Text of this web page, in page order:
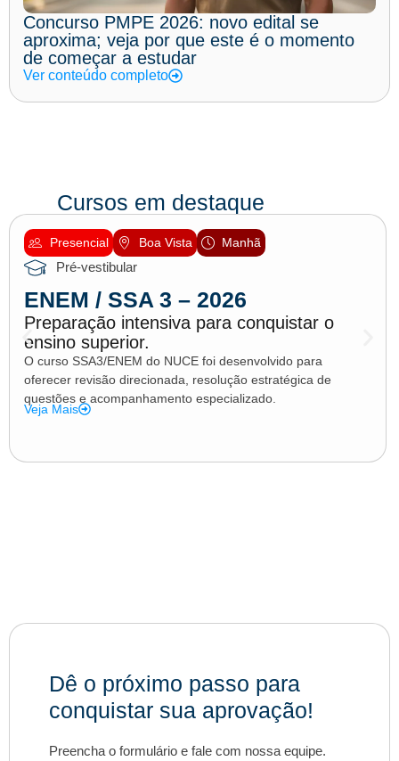
Concurso PMPE 2026: novo edital se
aproxima; veja por que este é o momento
de começar a estudar
Ver conteúdo completo
Cursos em destaque
Presencial Boa Vista Manhã
Pré-vestibular
ENEM / SSA 3 – 2026
Preparação intensiva para conquistar o
ensino superior.
O curso SSA3/ENEM do NUCE foi desenvolvido para
oferecer revisão direcionada, resolução estratégica de
questões e acompanhamento especializado.
Veja Mais
Dê o próximo passo para
conquistar sua aprovação!
Preencha o formulário e fale com nossa equipe.